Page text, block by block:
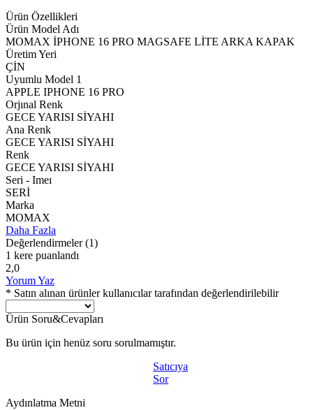
Ürün Özellikleri
Ürün Model Adı
MOMAX İPHONE 16 PRO MAGSAFE LİTE ARKA KAPAK
Üretim Yeri
ÇİN
Uyumlu Model 1
APPLE IPHONE 16 PRO
Orjınal Renk
GECE YARISI SİYAHI
Ana Renk
GECE YARISI SİYAHI
Renk
GECE YARISI SİYAHI
Seri - Imeı
SERİ
Marka
MOMAX
Daha Fazla
Değerlendirmeler (1)
1 kere puanlandı
2,0
Yorum Yaz
* Satın alınan ürünler kullanıcılar tarafından değerlendirilebilir
Ürün Soru&Cevapları
Bu ürün için henüz soru sorulmamıştır.
Satıcıya
Sor
Aydınlatma Metni